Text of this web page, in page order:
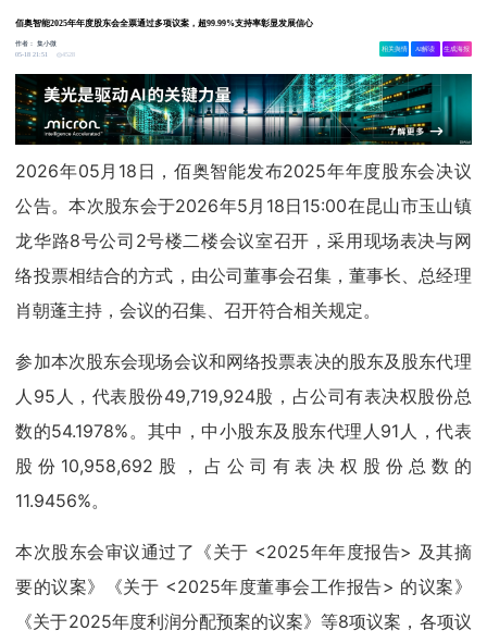
佰奥智能2025年年度股东会全票通过多项议案，超99.99%支持率彰显发展信心
作者：集小微
05-18 21:51
4528
相关舆情 AI解读 生成海报
2026年05月18日，佰奥智能发布2025年年度股东会决议
公告。本次股东会于2026年5月18日15:00在昆山市玉山镇
龙华路8号公司2号楼二楼会议室召开，采用现场表决与网
络投票相结合的方式，由公司董事会召集，董事长、总经理
肖朝蓬主持，会议的召集、召开符合相关规定。
参加本次股东会现场会议和网络投票表决的股东及股东代理
人95人，代表股份49,719,924股，占公司有表决权股份总
数的54.1978%。其中，中小股东及股东代理人91人，代表
股份10,958,692股，占公司有表决权股份总数的
11.9456%。
本次股东会审议通过了《关于 <2025年年度报告> 及其摘
要的议案》《关于 <2025年度董事会工作报告> 的议案》
《关于2025年度利润分配预案的议案》等8项议案，各项议